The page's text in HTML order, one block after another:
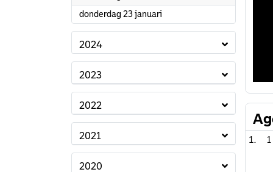
donderdag 23 januari
2024
2023
2022
2021
2020
1